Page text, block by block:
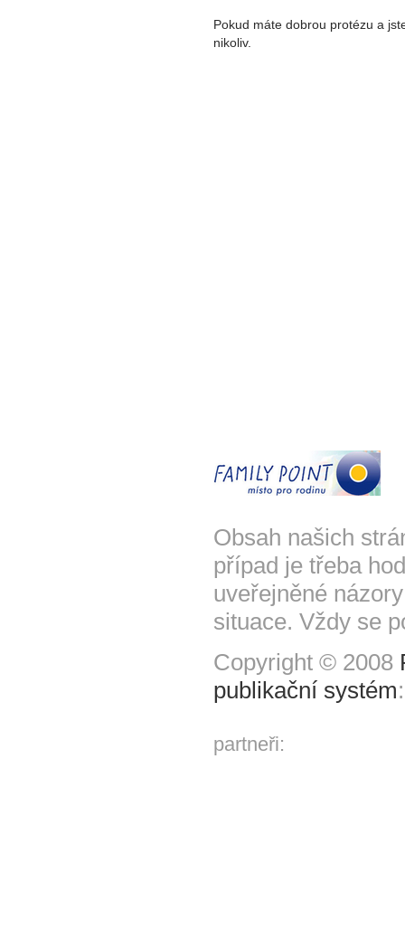
Pokud máte dobrou protézu a
nikoliv.
Obsah našich
případ je třeba
uveřejněné
situace. Vždy se
Copyright © 2008
publikační systém
partneři: